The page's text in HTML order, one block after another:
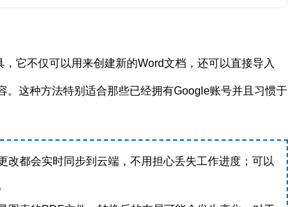
它不仅可以用来创建新的Word文档，还可以直接导入
。这种方法特别适合那些已经拥有Google账号并且习惯于
改都会实时同步到云端，不用担心丢失工作进度；可以